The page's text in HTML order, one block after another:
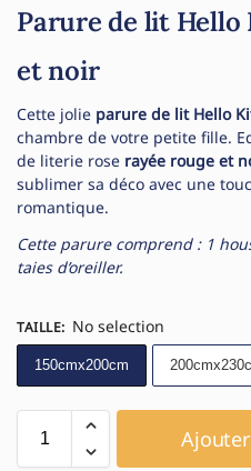
Parure de lit
et noir
Cette jolie parure de lit Hello
chambre de votre petite fille.
de literie rose rayée rouge et
sublimer sa déco avec une
romantique.
Cette parure comprend : 1
taies d’oreiller.
TAILLE: No selection
150cmx200cm